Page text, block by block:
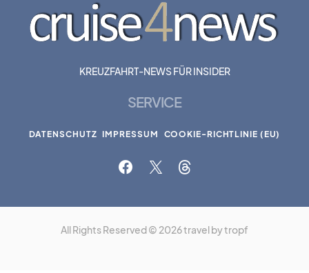
KREUZFAHRT-NEWS FÜR INSIDER
SERVICE
DATENSCHUTZ IMPRESSUM COOKIE-RICHTLINIE (EU)
All Rights Reserved © 2026 travel by tropf